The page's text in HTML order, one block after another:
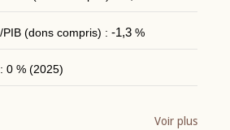
(dons compris) : -1,3%
0 % (2025)
Voir plus